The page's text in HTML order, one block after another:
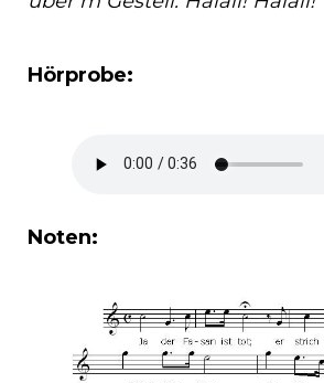
Hörprobe:
Noten: